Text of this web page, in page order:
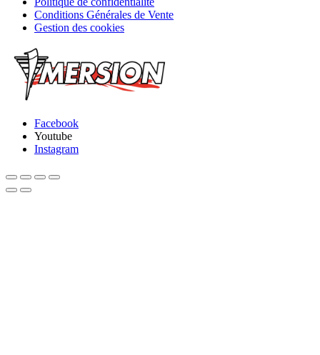
Conditions Générales de Vente
Gestion des cookies
Facebook
Youtube
Instagram